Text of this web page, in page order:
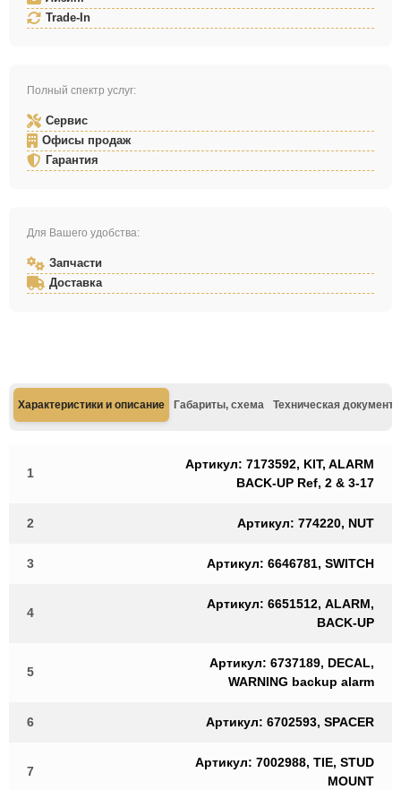
Trade-In
Полный спектр услуг:
Сервис
Офисы продаж
Гарантия
Для Вашего удобства:
Запчасти
Доставка
Характеристики и описание Габариты, схема Техническая
1
Артикул: 7173592, KIT, ALARM
BACK-UP Ref, 2 & 3-17
2 Артикул: 774220, NUT
3 Артикул: 6646781, SWITCH
4
Артикул: 6651512, ALARM,
BACK-UP
5
Артикул: 6737189, DECAL,
WARNING backup alarm
6 Артикул: 6702593, SPACER
7
Артикул: 7002988, TIE, STUD
MOUNT